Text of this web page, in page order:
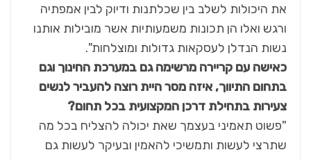
את היכולות לשלב בין שכלתנות ודיוק לבין אמפתיה
ורגש ואלו הן תכונות משמעותיות אשר מובילות אותנו
נשות הנדלן לעסקאות גדולות ומוצלחות".
כאישה עם קריירה מרשימה גם במערכת החינוך וגם
בתחום התיווך, איזה מסר היית רוצה להעביר לנשים
צעירות בתחילת דרכן המקצועית בכל תחום?
"פשוט תאמיני בעצמך שאת יכולה להצליח בכל מה
שתרצי לעשות ותמשיכי להאמין ובעיקר לעשות גם